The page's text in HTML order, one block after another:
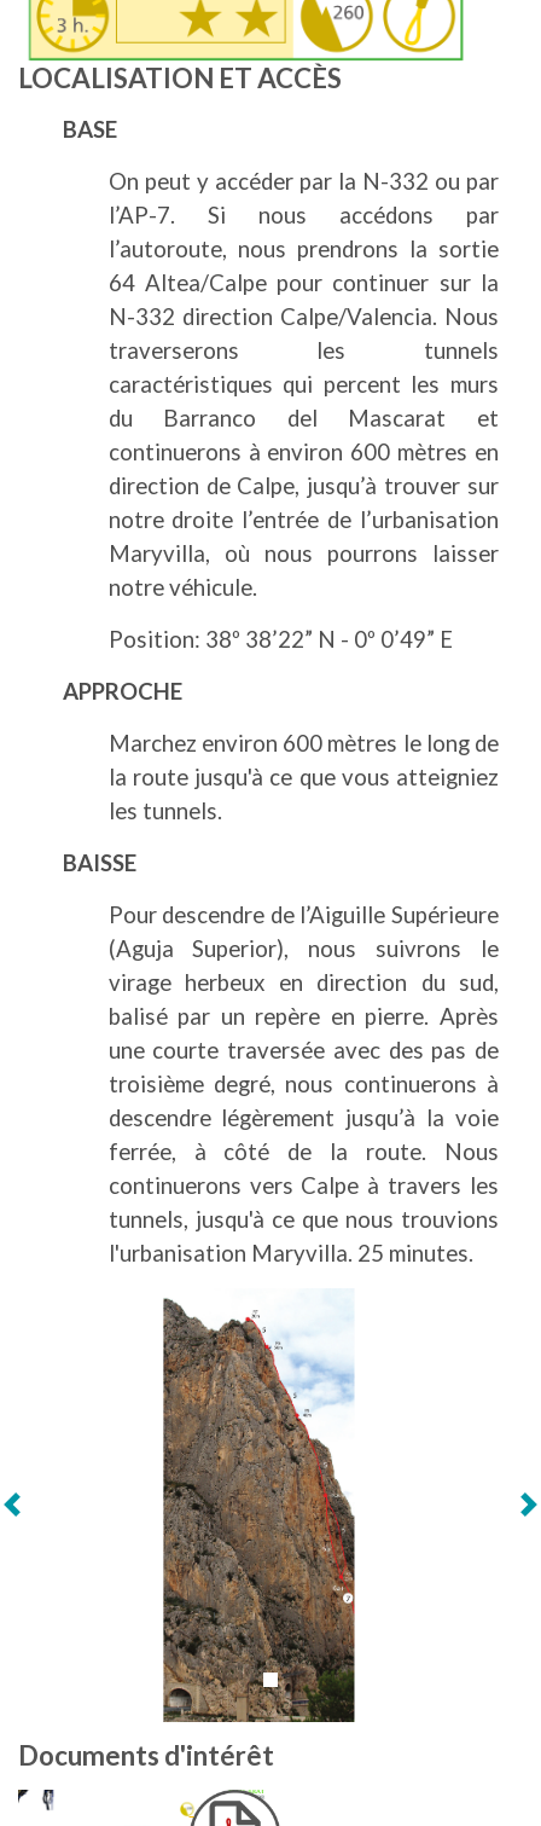
LOCALISATION ET ACCÈS
BASE
On peut y accéder par la N-332 ou par
l’AP-7. Si nous accédons par
l’autoroute, nous prendrons la sortie
64 Altea/Calpe pour continuer sur la
N-332 direction Calpe/Valencia. Nous
traverserons les tunnels
caractéristiques qui percent les murs
du Barranco del Mascarat et
continuerons à environ 600 mètres en
direction de Calpe, jusqu’à trouver sur
notre droite l’entrée de l’urbanisation
Maryvilla, où nous pourrons laisser
notre véhicule.
Position: 38º 38’22” N - 0º 0’49” E
APPROCHE
Marchez environ 600 mètres le long de
la route jusqu'à ce que vous atteigniez
les tunnels.
BAISSE
Pour descendre de l’Aiguille Supérieure
(Aguja Superior), nous suivrons le
virage herbeux en direction du sud,
balisé par un repère en pierre. Après
une courte traversée avec des pas de
troisième degré, nous continuerons à
descendre légèrement jusqu’à la voie
ferrée, à côté de la route. Nous
continuerons vers Calpe à travers les
tunnels, jusqu'à ce que nous trouvions
l'urbanisation Maryvilla. 25 minutes.
Suivant
Documents d'intérêt